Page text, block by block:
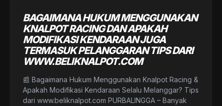
BAGAIMANA HUKUM MENGGUNAKAN
KNALPOT RACING DAN APAKAH
MODIFIKASI KENDARAAN JUGA
TERMASUK PELANGGARAN TIPS DARI
WWW.BELIKNALPOT.COM
📰 Bagaimana Hukum Menggunakan Knalpot Racing &
Apakah Modifikasi Kendaraan Selalu Melanggar? Tips
dari www.beliknalpot.com PURBALINGGA – Banyak